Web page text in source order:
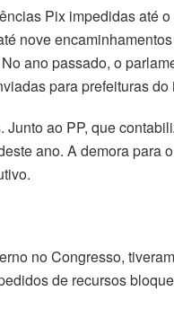
Pix impedidas até
nove
ano passado, o
para prefeituras
ao PP, que
ano. A demora para
no Congresso,
de recursos